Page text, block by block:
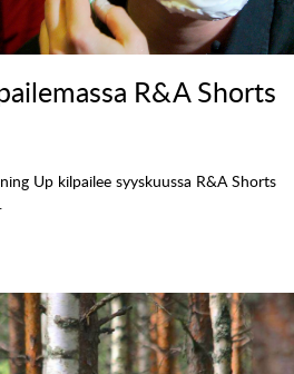
R&A Shorts
Up kilpailee syyskuussa R&A Shorts